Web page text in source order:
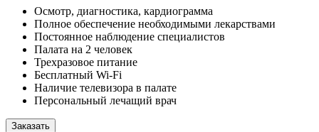
Осмотр, диагностика, кардиограмма
Полное обеспечение необходимыми лекарствами
Постоянное наблюдение специалистов
Палата на 2 человек
Трехразовое питание
Бесплатный Wi-Fi
Наличие телевизора в палате
Персональный лечащий врач
Заказать